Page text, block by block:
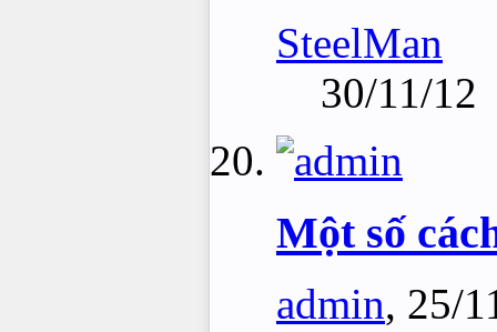
SteelMan
30/11/12
Một số
admin, 25/